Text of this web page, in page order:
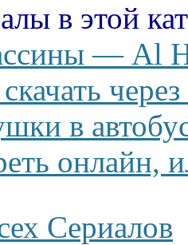
в этой
— Al
в
онлайн,
Сериалов